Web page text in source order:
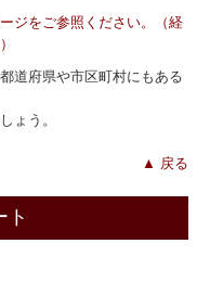
ジをご参照ください。（経
道府県や市区町村にもある
ょう。
▲ 戻る
ト